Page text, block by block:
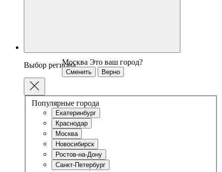
Выбор региона
Популярные города
Екатеринбург
Краснодар
Москва
Новосибирск
Ростов-на-Дону
Санкт-Петербург
Москва Это ваш город?
Сменить Верно